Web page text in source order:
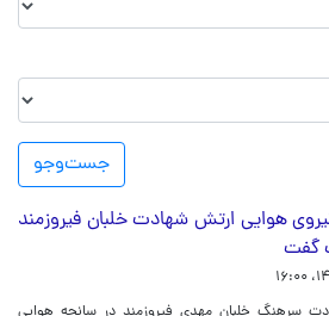
جست‌و‌جو
هوایی ارتش شهادت خلبان فیروزمند
گفت